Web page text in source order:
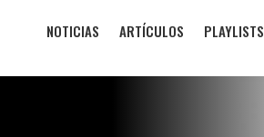
NOTICIAS ARTÍCULOS PLAYLISTS